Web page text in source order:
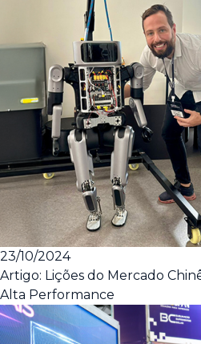
23/10/2024
Artigo: Lições do Mercado
Alta Performance